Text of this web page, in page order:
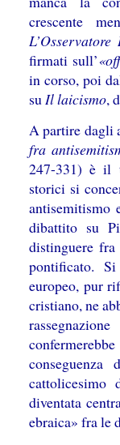
crescente
L’Osservatore
firmati sull’
in corso, poi
suIl laicismo,
A partire
fra
247-331) è il
storici si
antisemitismo
dibattito su
distinguere
pontificato.
europeo, pur
cristiano, ne
cattolicesimo
diventata
ebraica» fra le